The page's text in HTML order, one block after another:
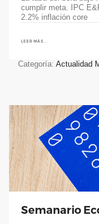
cumplir meta. IPC
2.2% inflación core
LEER MÁS...
Categoría: Actualidad
Semanario